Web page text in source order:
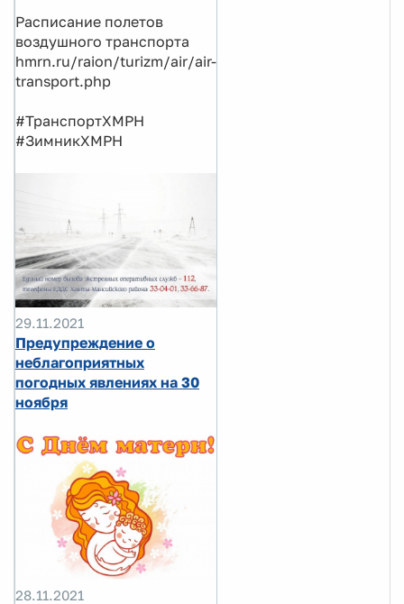
Расписание полетов
воздушного транспорта
hmrn.ru/raion/turizm/air/air-
transport.php
#ТранспортХМРН
#ЗимникХМРН
29.11.2021
Предупреждение о
неблагоприятных
погодных явлениях на 30
ноября
28.11.2021